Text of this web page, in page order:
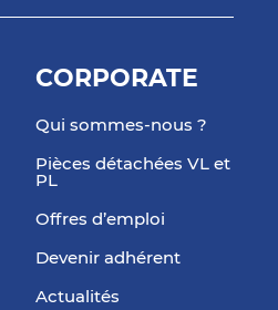
CORPORATE
Qui sommes-nous ?
Pièces détachées VL et
PL
Offres d’emploi
Devenir adhérent
Actualités